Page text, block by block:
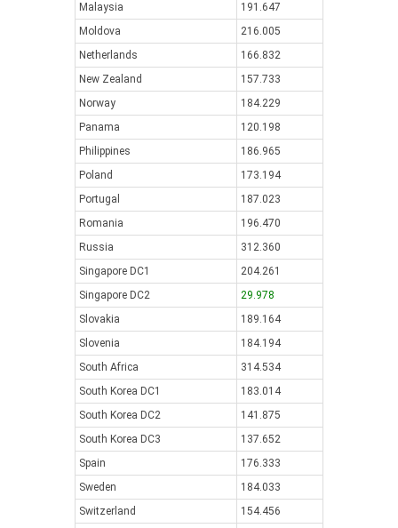
Malaysia
191.647
Moldova
216.005
Netherlands
166.832
New Zealand
157.733
Norway
184.229
Panama
120.198
Philippines
186.965
Poland
173.194
Portugal
187.023
Romania
196.470
Russia
312.360
Singapore DC1
204.261
Singapore DC2
29.978
Slovakia
189.164
Slovenia
184.194
South Africa
314.534
South Korea DC1
183.014
South Korea DC2
141.875
South Korea DC3
137.652
Spain
176.333
Sweden
184.033
Switzerland
154.456